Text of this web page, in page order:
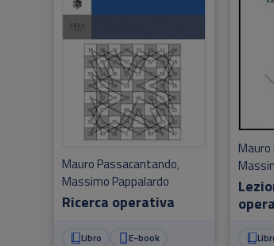
Ricerca operativa
Mauro Passacantando,
Massimo Pappalardo
Libro E-book